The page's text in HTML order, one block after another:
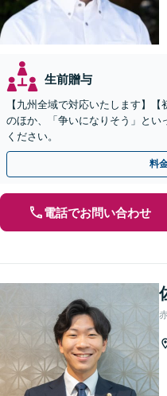
生前贈与
【九州全域で対応いたします】
のほか、「争いになりそう」とい
ください。
料
電話でお問い合わせ